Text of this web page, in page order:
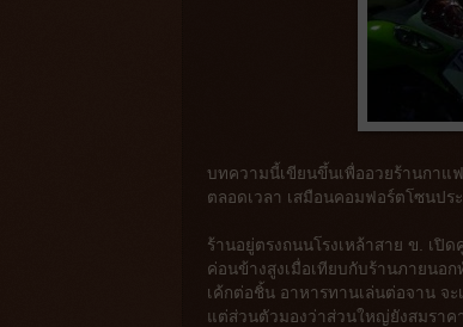
บทความนี้เขียนขึ้นเพื่ออวยร้านกาแ
ตลอดเวลา เสมือนคอมฟอร์ตโซนปร
ร้านอยู่ตรงถนนโรงเหล้าสาย ข. เปิ
ค่อนข้างสูงเมื่อเทียบกับร้านภายนอ
เค้กต่อชิ้น อาหารทานเล่นต่อจาน จ
แต่ส่วนตัวมองว่าส่วนใหญ่ยังสมราค